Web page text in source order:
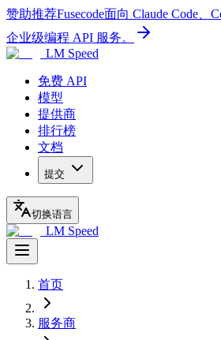
赞助推荐Fusecode面向 Claude Code、
企业级编程 API 服务。
LM Speed
免费 API
模型
提供商
排行榜
文档
提交
切换语言
LM Speed
首页
服务商